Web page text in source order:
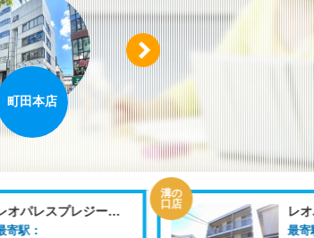
町田本店 溝の口店
レオパレスプレジール町田
寄駅：
レ
溝の
口店
最寄